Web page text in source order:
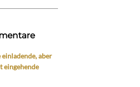
einladende, aber
eingehende